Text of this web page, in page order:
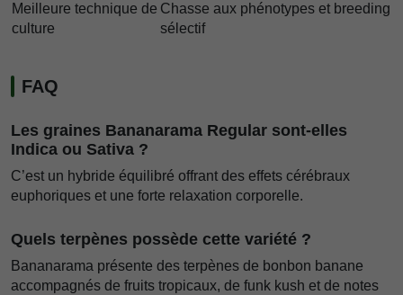
Meilleure technique de
culture
Chasse aux phénotypes et breeding
sélectif
FAQ
Les graines Bananarama Regular sont-elles
Indica ou Sativa ?
C’est un hybride équilibré offrant des effets cérébraux
euphoriques et une forte relaxation corporelle.
Quels terpènes possède cette variété ?
Bananarama présente des terpènes de bonbon banane
accompagnés de fruits tropicaux, de funk kush et de notes